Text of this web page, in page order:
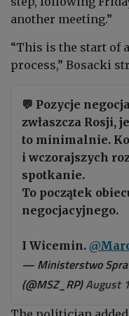
another meeting.”
“This is the start of
process,” Bosacki
💬 Pozycje
zwłaszcza Rosji,
to minimalnie.
i wczorajszych
spotkanie.
To początek
negocjacyjnego.
I Wicemin.
— Ministerstwo
(@MSZ_RP)August